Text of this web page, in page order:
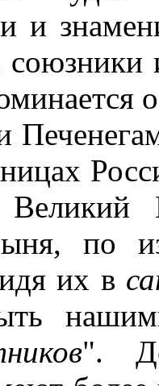
и
союзники
Великий
по
их в
".